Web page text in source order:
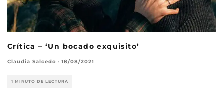
Crítica – ‘Un bocado exquisito’
Claudia Salcedo · 18/08/2021
1 MINUTO DE LECTURA